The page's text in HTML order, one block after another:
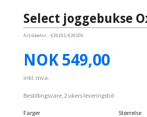
Select joggebukse
Artikkelnr.: 630101/630100
Pris
NOK 549,00
inkl. mva.
Bestillingsvare, 2 ukers leveringstid
Farger Størrelse